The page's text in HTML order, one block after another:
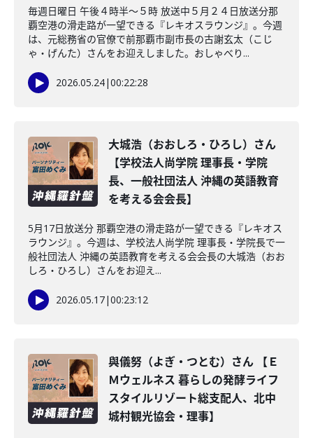
毎週日曜日 午後４時半～５時 放送中５月２４日放送分那
覇空港の滑走路が一望できる『レキオスラウンジ』。今週
は、元総務省の官僚で前那覇市副市長の古謝玄太（こじ
ゃ・げんた）さんをお迎えしました。おしゃべり...
2026.05.24|00:22:28
大城浩（おおしろ・ひろし）さん
【学校法人尚学院 理事長・学院
長、一般社団法人 沖縄の英語教育
を考える会会長】
5月17日放送分 那覇空港の滑走路が一望できる『レキオス
ラウンジ』。今週は、学校法人尚学院 理事長・学院長で一
般社団法人 沖縄の英語教育を考える会会長の大城浩（おお
しろ・ひろし）さんをお迎え...
2026.05.17|00:23:12
與儀努（よぎ・つとむ）さん 【Ｅ
Ｍウェルネス 暮らしの発酵ライフ
スタイルリゾート総支配人、北中
城村観光協会・理事】